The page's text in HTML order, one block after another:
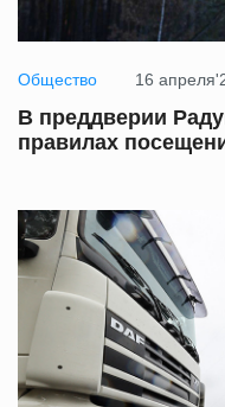
Общество 16
В преддверии
правилах